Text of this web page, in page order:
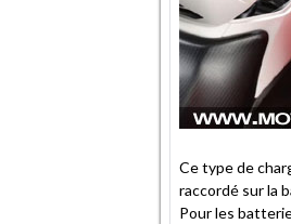
Ce type de
raccordé sur la
Pour les